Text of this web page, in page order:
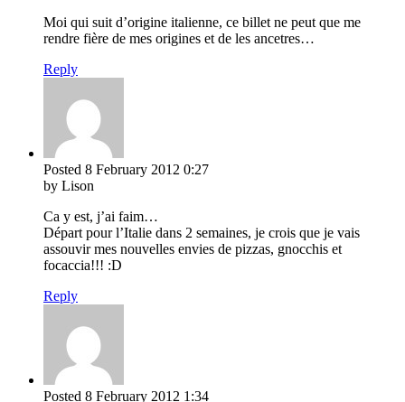
Moi qui suit d’origine italienne, ce billet ne peut que me
rendre fière de mes origines et de les ancetres…
Reply
Posted 8 February 2012 0:27
by Lison
Ca y est, j’ai faim…
Départ pour l’Italie dans 2 semaines, je crois que je vais
assouvir mes nouvelles envies de pizzas, gnocchis et
focaccia!!! :D
Reply
Posted 8 February 2012 1:34